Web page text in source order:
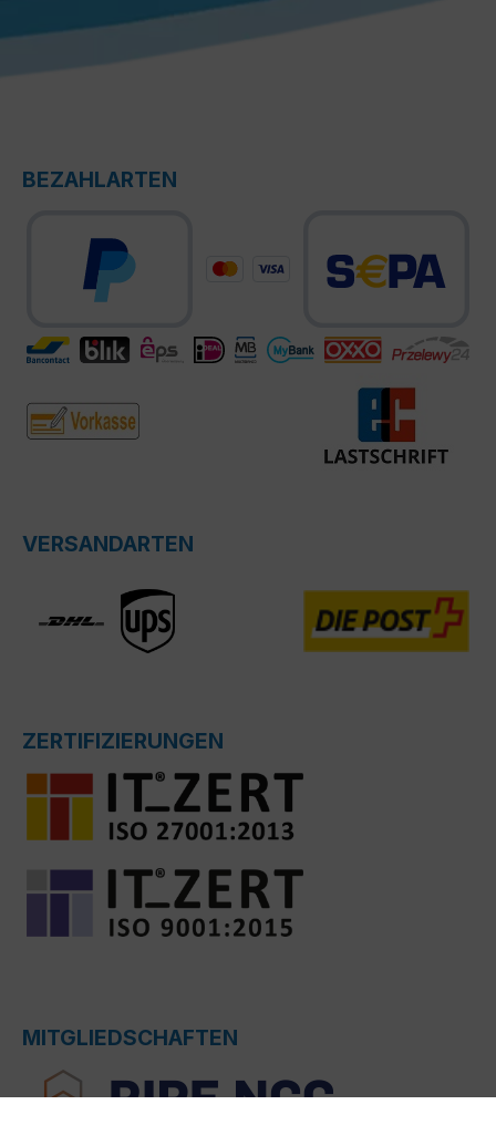
BEZAHLARTEN
VERSANDARTEN
ZERTIFIZIERUNGEN
MITGLIEDSCHAFTEN